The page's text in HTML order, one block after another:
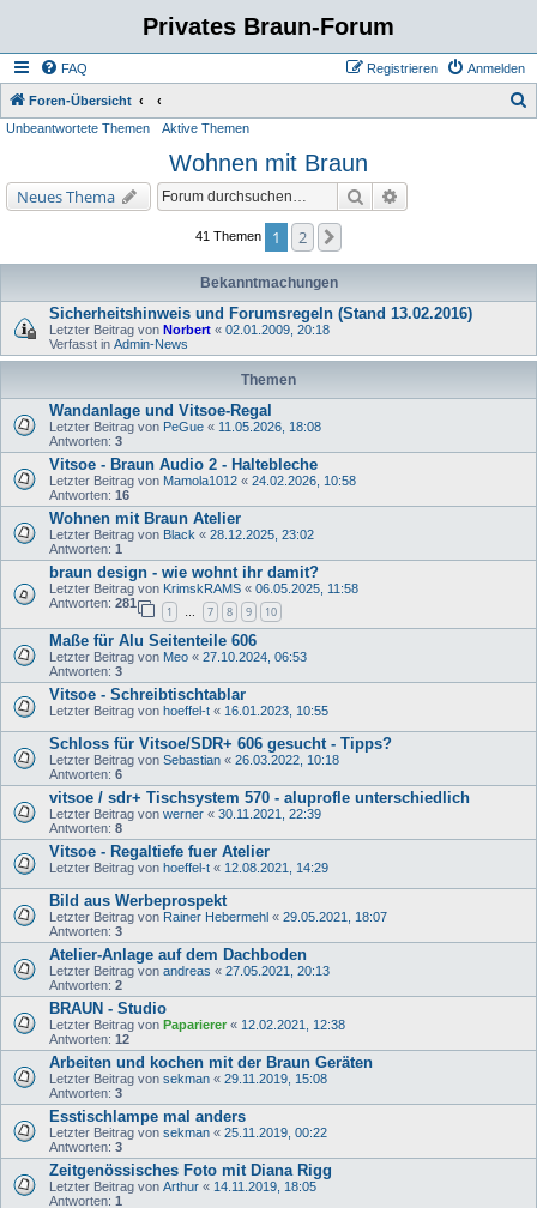
Privates Braun-Forum
FAQ Anmelden
Registrieren
Foren-Übersicht
Unbeantwortete Themen Aktive Themen
Wohnen mit Braun
Neues Thema Suche
41 Themen 1 2
Bekanntmachungen
Sicherheitshinweis und Forumsregeln (Stand 13.02.2016)
Letzter Beitrag von Norbert « 02.01.2009, 20:18
Verfasst in Admin-News
Themen
Wandanlage und Vitsoe-Regal
Letzter Beitrag von PeGue « 11.05.2026, 18:08
Antworten: 3
Vitsoe - Braun Audio 2 - Haltebleche
Letzter Beitrag von Mamola1012 « 24.02.2026, 10:58
Antworten: 16
Wohnen mit Braun Atelier
Letzter Beitrag von Black « 28.12.2025, 23:02
Antworten: 1
braun design - wie wohnt ihr damit?
Letzter Beitrag von KrimskRAMS « 06.05.2025, 11:58
Antworten: 281
1 … 7 8 9 10
Maße für Alu Seitenteile 606
Letzter Beitrag von Meo « 27.10.2024, 06:53
Antworten: 3
Vitsoe - Schreibtischtablar
Letzter Beitrag von hoeffel-t « 16.01.2023, 10:55
Schloss für Vitsoe/SDR+ 606 gesucht - Tipps?
Letzter Beitrag von Sebastian « 26.03.2022, 10:18
Antworten: 6
vitsoe / sdr+ Tischsystem 570 - aluprofle unterschiedlich
Letzter Beitrag von werner « 30.11.2021, 22:39
Antworten: 8
Vitsoe - Regaltiefe fuer Atelier
Letzter Beitrag von hoeffel-t « 12.08.2021, 14:29
Bild aus Werbeprospekt
Letzter Beitrag von Rainer Hebermehl « 29.05.2021, 18:07
Antworten: 3
Atelier-Anlage auf dem Dachboden
Letzter Beitrag von andreas « 27.05.2021, 20:13
Antworten: 2
BRAUN - Studio
Letzter Beitrag von Paparierer « 12.02.2021, 12:38
Antworten: 12
Arbeiten und kochen mit der Braun Geräten
Letzter Beitrag von sekman « 29.11.2019, 15:08
Antworten: 3
Esstischlampe mal anders
Letzter Beitrag von sekman « 25.11.2019, 00:22
Antworten: 3
Zeitgenössisches Foto mit Diana Rigg
Letzter Beitrag von Arthur « 14.11.2019, 18:05
Antworten: 1